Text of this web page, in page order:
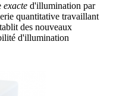
exacte d'illumination par
quantitative travaillant
des nouveaux
d'illumination